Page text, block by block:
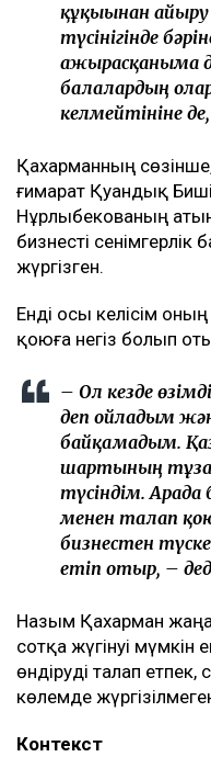
құқығынан
түсінігінде
ажырасқаныма
балалардың
келмейтініне
Қахарманның
ғимарат Қуандық
Нұрлыбекованың
бизнесті сенімгерлік
жүргізген.
Енді осы келісім
қоюға негіз болып
– Ол кезде
деп ойладым
байқамадым.
шартының
түсіндім.
менен талап
бизнестен
етіп отыр, –
Назым Қахарман жаңа
сотқа жүгінуі мүмкін
өндіруді талап
көлемде
Контекст